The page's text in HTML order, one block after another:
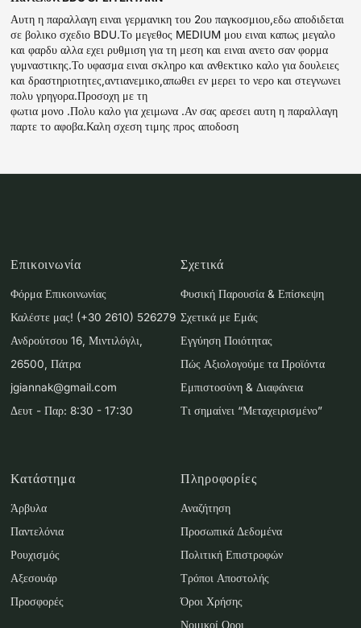
Αυτη η παραλλαγη ειναι γερμανικη του 2ου παγκοσμιου,εδω αποδιδεται
σε βολικο σχεδιο BDU.Το μεγεθος MEDIUM μου ειναι καπως μεγαλο
και φαρδυ αλλα εχει ρυθμιση για τη μεση και ειναι ανετο σαν φορμα
γυμναστικης.Το υφασμα ειναι σκληρο και ανθεκτικο καλο για δουλειες
και δραστηριοτητες,αντιανεμικο,απωθει εν μερει το νερο και στεγνωνει
πολυ γρηγορα.Προσοχη με τη
φωτια μονο .Πολυ καλο για χειμωνα .Αν σας αρεσει αυτη η παραλλαγη
παρτε το αφοβα.Καλη σχεση τιμης προς αποδοση
Επικοινωνία
Φόρμα Επικοινωνίας
Καλέστε μας! (+30 2610) 526279
Ανδρούτσου 16, Μιντιλόγλι,
26500, Πάτρα
jgiannak@gmail.com
Δευτ - Παρ: 8:30 - 17:30
Σχετικά
Φυσική Παρουσία & Επίσκεψη
Σχετικά με Εμάς
Εγγύηση Ποιότητας
Πώς Αξιολογούμε τα Προϊόντα
Εμπιστοσύνη & Διαφάνεια
Τι σημαίνει “Μεταχειρισμένο”
Κατάστημα
Άρβυλα
Παντελόνια
Ρουχισμός
Αξεσουάρ
Προσφορές
Πληροφορίες
Αναζήτηση
Προσωπικά Δεδομένα
Πολιτική Επιστροφών
Τρόποι Αποστολής
Όροι Χρήσης
Νομικοί Οροι